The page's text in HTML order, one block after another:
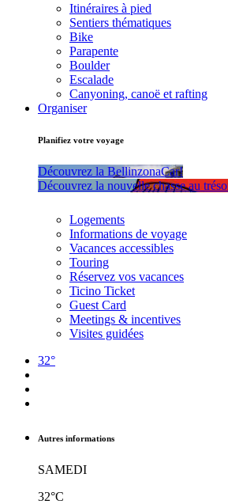
Itinéraires à pied
Sentiers thématiques
Bike
Parapente
Boulder
Escalade
Canyoning, canoë et rafting
Organiser
Planifiez votre voyage
Découvrez la BellinzonaCar!
Découvrez la nouvelle chasse au
Logements
Informations de voyage
Vacances accessibles
Touring
Réservez vos vacances
Ticino Ticket
Guest Card
Meetings & incentives
Visites guidées
32°
Autres informations
SAMEDI
32°C